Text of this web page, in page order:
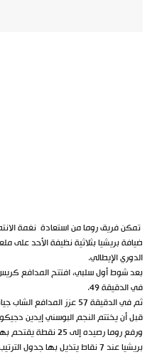
تمكن فريق روما من استعادة نغمة
الدوري الإيطالي.
بعد شوط أول سلبي، افتتح المدافع
في الدقيقة 49.
ثم في الدقيقة 57 عزز
قبل أن يختتم النجم البوسني إيدين دجيكو
ورفع روما رصيده إلى
بريشيا عند 7 نقاط يتذيل بها جدول الترتيب.